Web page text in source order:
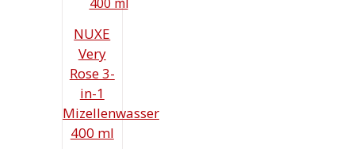
NUXE
Very
Rose 3-
in-1
Mizellenwasser
400 ml